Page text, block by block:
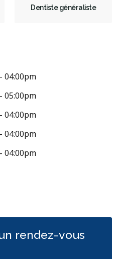
Dentiste généraliste
04:00pm
05:00pm
04:00pm
04:00pm
04:00pm
rendez-vous